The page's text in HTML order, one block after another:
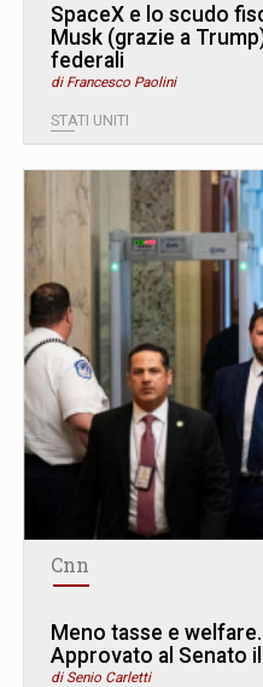
SpaceX e lo scudo
Musk (grazie a
federali
di Francesco Paolini
STATI UNITI
Cnn
Meno tasse e
Approvato al Senato il
di Senio Carletti